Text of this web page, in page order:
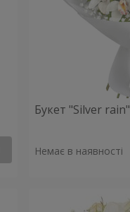
Букет "Silver rain"
Немає в наявності